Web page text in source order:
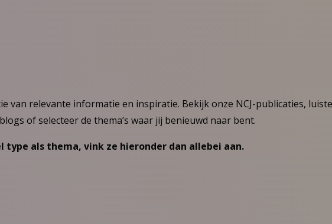
van relevante informatie en inspiratie. Bekijk onze NCJ-publicaties,
of selecteer de thema’s waar jij benieuwd naar bent.
als thema, vink ze hieronder dan allebei aan.